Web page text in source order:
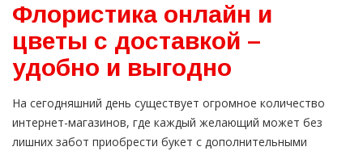
Флористика онлайн и
цветы с доставкой –
удобно и выгодно
На сегодняшний день существует огромное количество
интернет-магазинов, где каждый желающий может без
лишних забот приобрести букет с дополнительными